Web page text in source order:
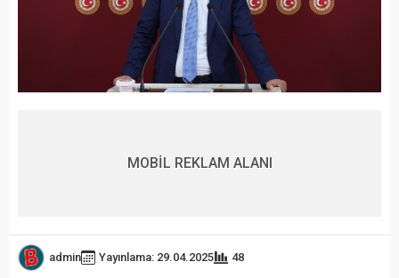
MOBİL REKLAM ALANI
admin Yayınlama: 29.04.2025 48